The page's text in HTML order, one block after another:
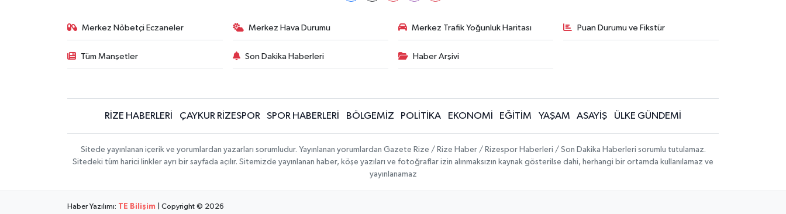
Merkez Nöbetçi Eczaneler Merkez Hava Durumu Merkez Trafik Yoğunluk Haritası Puan Durumu ve Fikstür
Tüm Manşetler Son Dakika Haberleri Haber Arşivi
RİZE HABERLERİ ÇAYKUR RİZESPOR SPOR HABERLERİ BÖLGEMİZ POLİTİKA EKONOMİ EĞİTİM YAŞAM ASAYİŞ ÜLKE GÜNDEMİ
Sitede yayınlanan içerik ve yorumlardan yazarları sorumludur. Yayınlanan yorumlardan Gazete Rize / Rize Haber / Rizespor Haberleri / Son Dakika Haberleri sorumlu tutulamaz.
Sitedeki tüm harici linkler ayrı bir sayfada açılır. Sitemizde yayınlanan haber, köşe yazıları ve fotoğraflar izin alınmaksızın kaynak gösterilse dahi, herhangi bir ortamda kullanılamaz ve
yayınlanamaz
Haber Yazılımı: TE Bilişim | Copyright © 2026